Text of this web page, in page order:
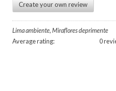
Create your own review
Lima ambiente, Miraflores deprimente
Average rating:
0